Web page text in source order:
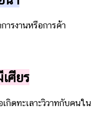
รงานหรือการค้า
ศียร
ดทะเลาะวิวาทกับคนใน